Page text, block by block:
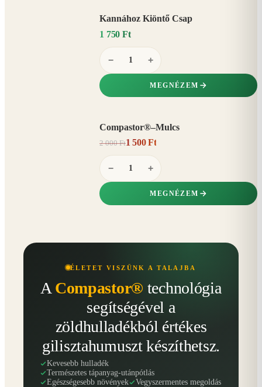
Kannához Kiöntő Csap
1 750 Ft
− +
MEGNÉZEM
Compastor®–Mulcs
2 000 Ft1 500 Ft
− +
MEGNÉZEM
ÉLETET VISZÜNK A TALAJBA
A Compastor® technológia
segítségével a
zöldhulladékból értékes
gilisztahumuszt készíthetsz.
Kevesebb hulladék
Természetes tápanyag-utánpótlás
Egészségesebb növények
Vegyszermentes megoldás